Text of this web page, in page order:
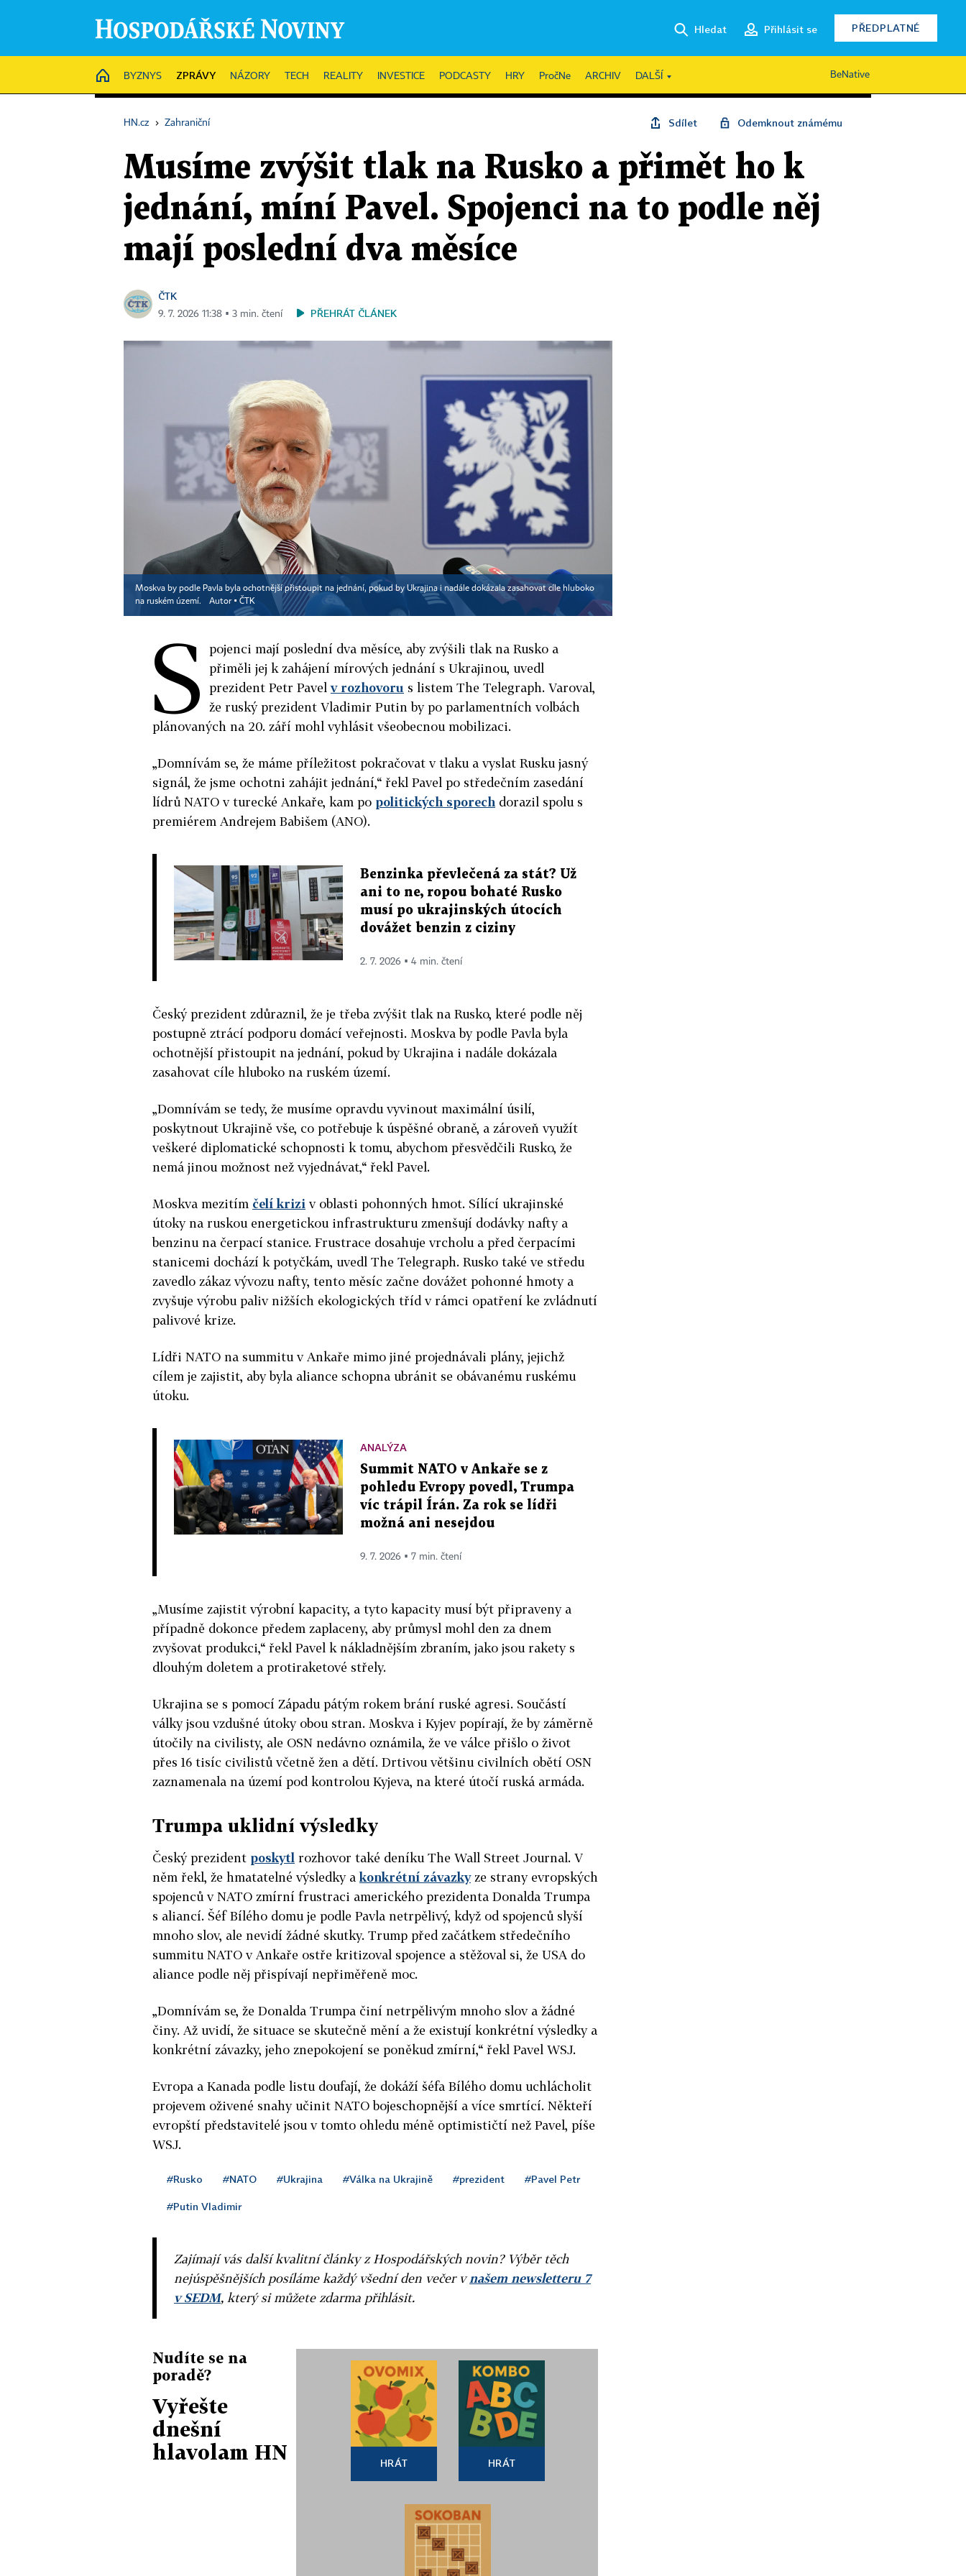
Hledat Přihlásit se PŘEDPLATNÉ
HOME
BYZNYS ZPRÁVY NÁZORY TECH REALITY INVESTICE PODCASTY HRY PročNe ARCHIV DALŠÍ BeNative
HN.cz › Zahraniční Sdílet Odemknout známému
Musíme zvýšit tlak na Rusko a přimět ho k
jednání, míní Pavel. Spojenci na to podle něj
mají poslední dva měsíce
ČTK
9. 7. 2026 11:38 ▪ 3 min. čtení PŘEHRÁT ČLÁNEK
Moskva by podle Pavla byla ochotnější přistoupit na jednání, pokud by Ukrajina i nadále dokázala zasahovat cíle hluboko
na ruském území.
Autor ▪ ČTK
S
pojenci mají poslední dva měsíce, aby zvýšili tlak na Rusko a
přiměli jej k zahájení mírových jednání s Ukrajinou, uvedl
prezident Petr Pavelv rozhovoru s listem The Telegraph. Varoval,
že ruský prezident Vladimir Putin by po parlamentních volbách
plánovaných na 20. září mohl vyhlásit všeobecnou mobilizaci.
„Domnívám se, že máme příležitost pokračovat v tlaku a vyslat Rusku jasný
signál, že jsme ochotni zahájit jednání,“ řekl Pavel po středečním zasedání
lídrů NATO v turecké Ankaře, kam po politických sporech dorazil spolu s
premiérem Andrejem Babišem (ANO).
Benzinka převlečená za stát? Už
ani to ne, ropou bohaté Rusko
musí po ukrajinských útocích
dovážet benzin z ciziny
2. 7. 2026 ▪ 4 min. čtení
Český prezident zdůraznil, že je třeba zvýšit tlak na Rusko, které podle něj
postupně ztrácí podporu domácí veřejnosti. Moskva by podle Pavla byla
ochotnější přistoupit na jednání, pokud by Ukrajina i nadále dokázala
zasahovat cíle hluboko na ruském území.
„Domnívám se tedy, že musíme opravdu vyvinout maximální úsilí,
poskytnout Ukrajině vše, co potřebuje k úspěšné obraně, a zároveň využít
veškeré diplomatické schopnosti k tomu, abychom přesvědčili Rusko, že
nemá jinou možnost než vyjednávat,“ řekl Pavel.
Moskva mezitím čelí krizi v oblasti pohonných hmot. Sílící ukrajinské
útoky na ruskou energetickou infrastrukturu zmenšují dodávky nafty a
benzinu na čerpací stanice. Frustrace dosahuje vrcholu a před čerpacími
stanicemi dochází k potyčkám, uvedl The Telegraph. Rusko také ve středu
zavedlo zákaz vývozu nafty, tento měsíc začne dovážet pohonné hmoty a
zvyšuje výrobu paliv nižších ekologických tříd v rámci opatření ke zvládnutí
palivové krize.
Lídři NATO na summitu v Ankaře mimo jiné projednávali plány, jejichž
cílem je zajistit, aby byla aliance schopna ubránit se obávanému ruskému
útoku.
ANALÝZA
Summit NATO v Ankaře se z
pohledu Evropy povedl, Trumpa
víc trápil Írán. Za rok se lídři
možná ani nesejdou
9. 7. 2026 ▪ 7 min. čtení
„Musíme zajistit výrobní kapacity, a tyto kapacity musí být připraveny a
případně dokonce předem zaplaceny, aby průmysl mohl den za dnem
zvyšovat produkci,“ řekl Pavel k nákladnějším zbraním, jako jsou rakety s
dlouhým doletem a protiraketové střely.
Ukrajina se s pomocí Západu pátým rokem brání ruské agresi. Součástí
války jsou vzdušné útoky obou stran. Moskva i Kyjev popírají, že by záměrně
útočily na civilisty, ale OSN nedávno oznámila, že ve válce přišlo o život
přes 16 tisíc civilistů včetně žen a dětí. Drtivou většinu civilních obětí OSN
zaznamenala na území pod kontrolou Kyjeva, na které útočí ruská armáda.
Trumpa uklidní výsledky
Český prezident poskytl rozhovor také deníku The Wall Street Journal. V
něm řekl, že hmatatelné výsledky akonkrétní závazkyze strany evropských
spojenců v NATO zmírní frustraci amerického prezidenta Donalda Trumpa
s aliancí. Šéf Bílého domu je podle Pavla netrpělivý, když od spojenců slyší
mnoho slov, ale nevidí žádné skutky. Trump před začátkem středečního
summitu NATO v Ankaře ostře kritizoval spojence a stěžoval si, že USA do
aliance podle něj přispívají nepřiměřeně moc.
„Domnívám se, že Donalda Trumpa činí netrpělivým mnoho slov a žádné
činy. Až uvidí, že situace se skutečně mění a že existují konkrétní výsledky a
konkrétní závazky, jeho znepokojení se poněkud zmírní,“ řekl Pavel WSJ.
Evropa a Kanada podle listu doufají, že dokáží šéfa Bílého domu uchlácholit
projevem oživené snahy učinit NATO bojeschopnější a více smrtící. Někteří
evropští představitelé jsou v tomto ohledu méně optimističtí než Pavel, píše
WSJ.
#Rusko #NATO #Ukrajina #Válka na Ukrajině #prezident #Pavel Petr
#Putin Vladimir
Zajímají vás další kvalitní články z Hospodářských novin? Výběr těch
nejúspěšnějších posíláme každý všední den večer vnašem newsletteru 7
v SEDM, který si můžete zdarma přihlásit.
Nudíte se na
poradě?
Vyřešte
dnešní
hlavolam HN
HRÁT HRÁT